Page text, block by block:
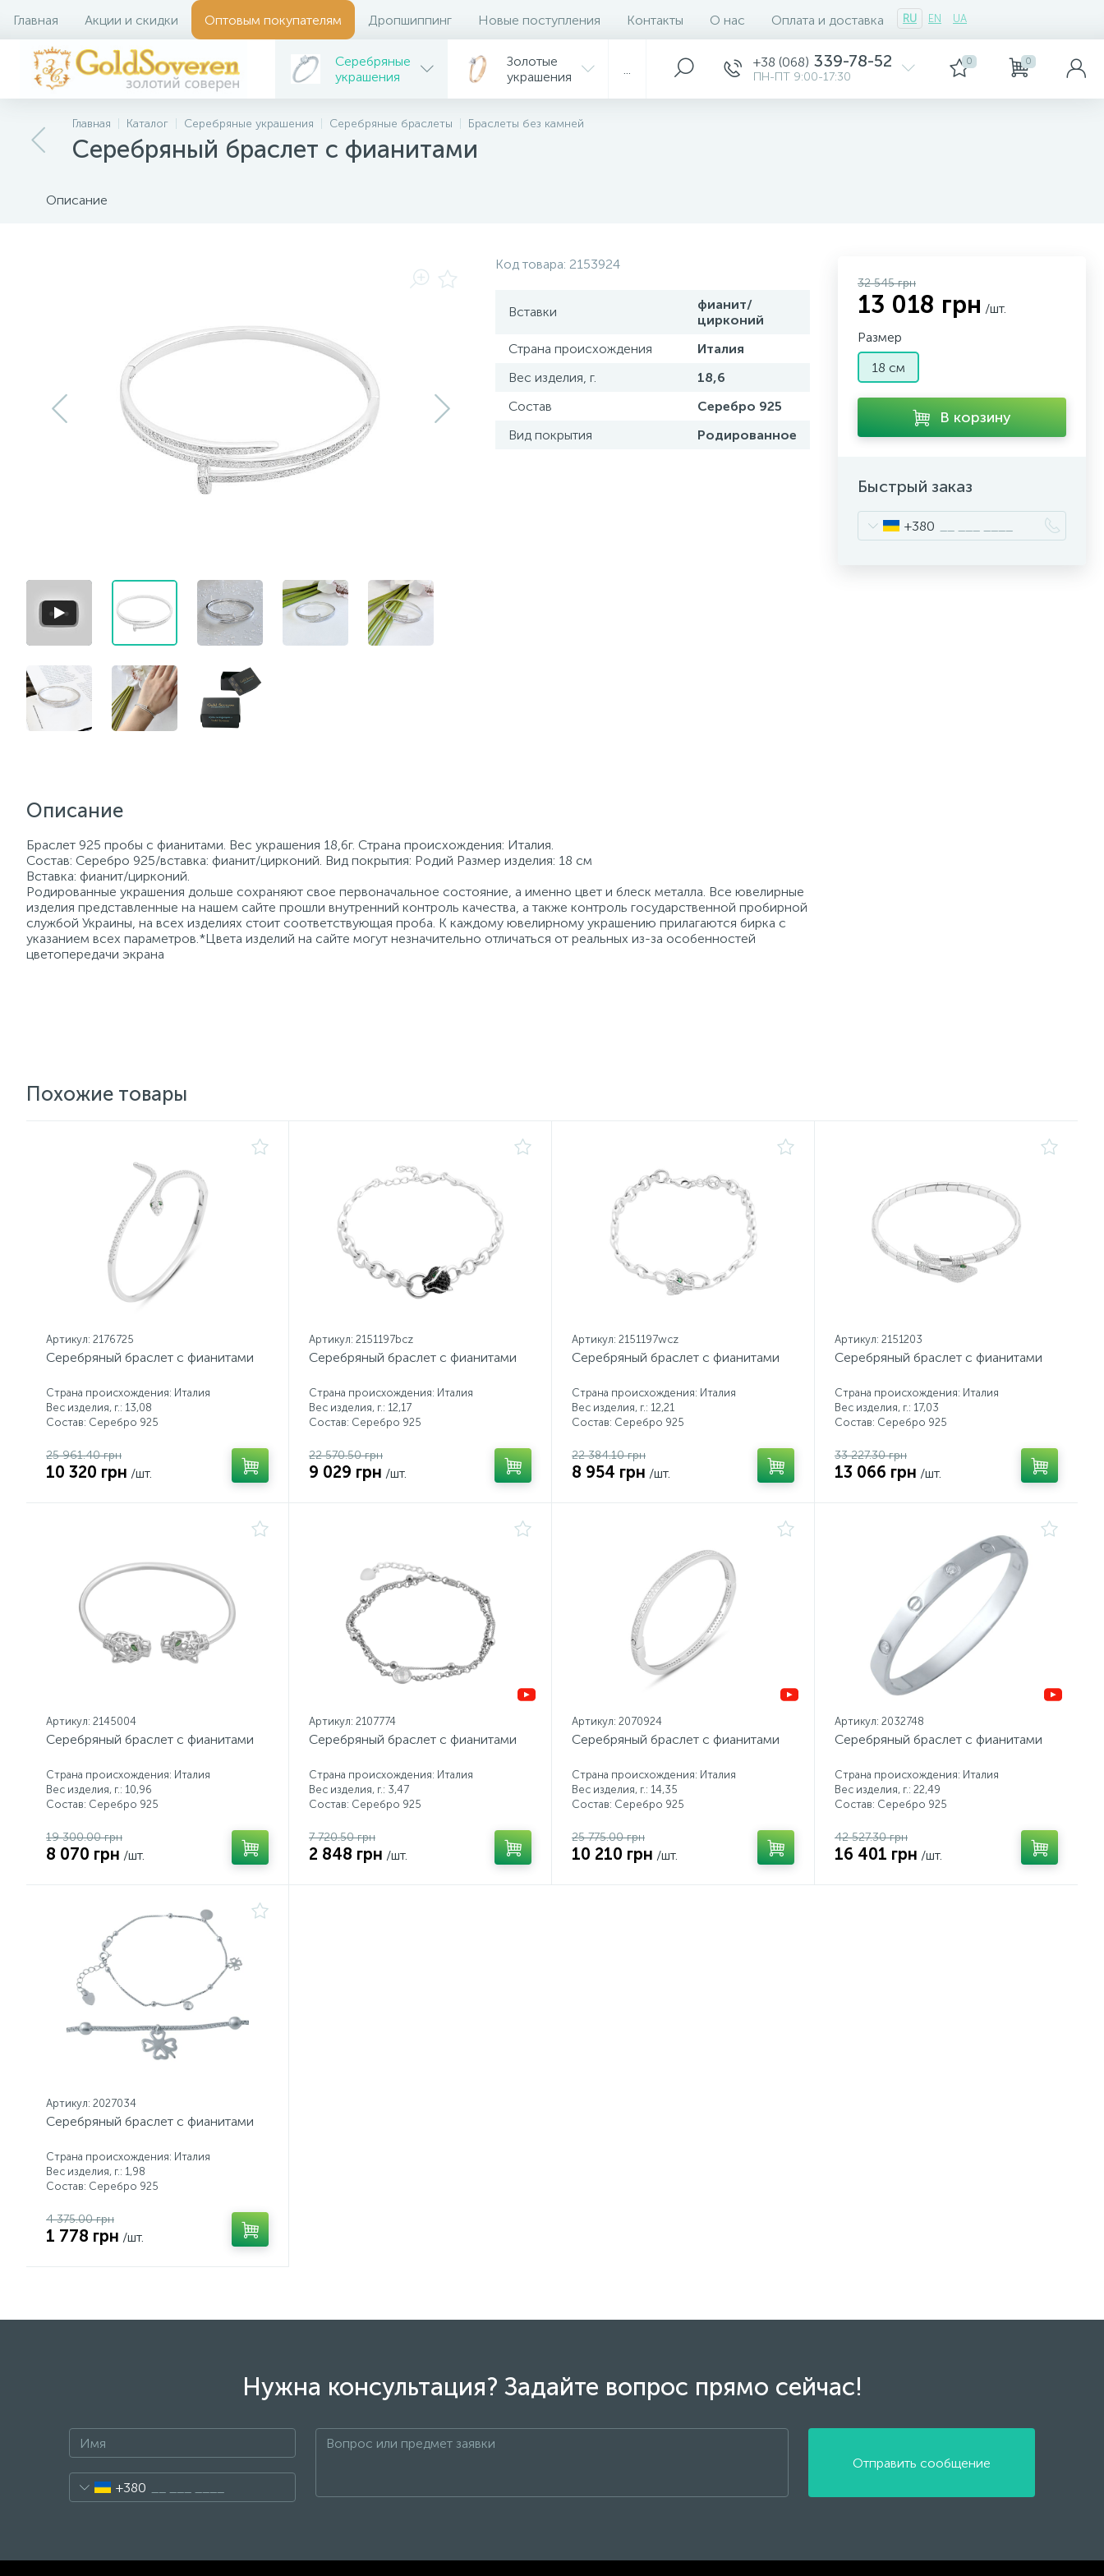
Главная Акции и скидки Оптовым покупателям Дропшиппинг Новые поступления Контакты О нас Оплата и доставка RU EN UA
Серебряные
украшения
Золотые
украшения
+38 (068) 339-78-52
ПН-ПТ 9:00-17:30
0 0
Главная Каталог Серебряные украшения Серебряные браслеты Браслеты без камней
Серебряный браслет с фианитами
Описание
Код товара: 2153924
Вставки
фианит/
цирконий
Страна происхождения
Италия
Вес изделия, г.
18,6
Состав
Серебро 925
Вид покрытия
Родированное
Описание
Браслет 925 пробы с фианитами. Вес украшения 18,6г. Страна происхождения: Италия.
Состав: Серебро 925/вставка: фианит/цирконий. Вид покрытия: Родий Размер изделия: 18 см
Вставка: фианит/цирконий.
Родированные украшения дольше сохраняют свое первоначальное состояние, а именно цвет и блеск металла. Все ювелирные
изделия представленные на нашем сайте прошли внутренний контроль качества, а также контроль государственной пробирной
службой Украины, на всех изделиях стоит соответствующая проба. К каждому ювелирному украшению прилагаются бирка с
указанием всех параметров.*Цвета изделий на сайте могут незначительно отличаться от реальных из-за особенностей
цветопередачи экрана
32 545 грн
13 018 грн /шт.
Размер
18 см
В корзину
Быстрый заказ
+380
Похожие товары
Артикул: 2176725
Серебряный браслет с фианитами
Страна происхождения: Италия
Вес изделия, г.: 13,08
Состав: Серебро 925
25 961.40 грн
10 320 грн /шт.
Артикул: 2151197bcz
Серебряный браслет с фианитами
Страна происхождения: Италия
Вес изделия, г.: 12,17
Состав: Серебро 925
22 570.50 грн
9 029 грн /шт.
Артикул: 2151197wcz
Серебряный браслет с фианитами
Страна происхождения: Италия
Вес изделия, г.: 12,21
Состав: Серебро 925
22 384.10 грн
8 954 грн /шт.
Артикул: 2151203
Серебряный браслет с фианитами
Страна происхождения: Италия
Вес изделия, г.: 17,03
Состав: Серебро 925
33 227.30 грн
13 066 грн /шт.
Артикул: 2145004
Серебряный браслет с фианитами
Страна происхождения: Италия
Вес изделия, г.: 10,96
Состав: Серебро 925
19 300.00 грн
8 070 грн /шт.
Артикул: 2107774
Серебряный браслет с фианитами
Страна происхождения: Италия
Вес изделия, г.: 3,47
Состав: Серебро 925
7 720.50 грн
2 848 грн /шт.
Артикул: 2070924
Серебряный браслет с фианитами
Страна происхождения: Италия
Вес изделия, г.: 14,35
Состав: Серебро 925
25 775.00 грн
10 210 грн /шт.
Артикул: 2032748
Серебряный браслет с фианитами
Страна происхождения: Италия
Вес изделия, г.: 22,49
Состав: Серебро 925
42 527.30 грн
16 401 грн /шт.
Артикул: 2027034
Серебряный браслет с фианитами
Страна происхождения: Италия
Вес изделия, г.: 1,98
Состав: Серебро 925
4 375.00 грн
1 778 грн /шт.
Нужна консультация? Задайте вопрос прямо сейчас!
+380
Отправить сообщение